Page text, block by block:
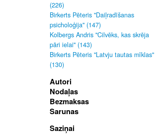
(226)
Birkerts Pēteris "Daiļradīšanas
psicholoģija" (147)
Kolbergs Andris "Cilvēks, kas skrēja
pāri ielai" (143)
Birkerts Pēteris "Latvju tautas mīklas"
(130)
Autori
Nodaļas
Bezmaksas
Sarunas
Saziņai